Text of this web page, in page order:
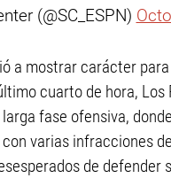
(@SC_ESPN)
a mostrar carácter
cuarto de hora, Los
fase ofensiva,
varias infracciones
de defender